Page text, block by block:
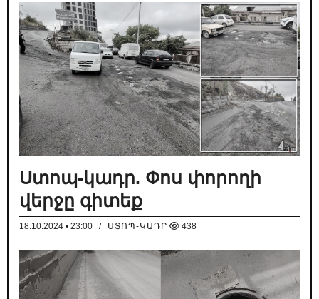
Ստոպ-կադր. Փոս փորողի
վերջը գիտեք
18.10.2024 • 23:00 / ՍՏՈՊ-ԿԱԴՐ 438